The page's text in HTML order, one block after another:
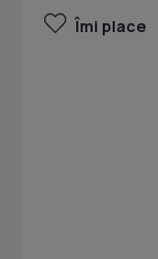
Îmi place